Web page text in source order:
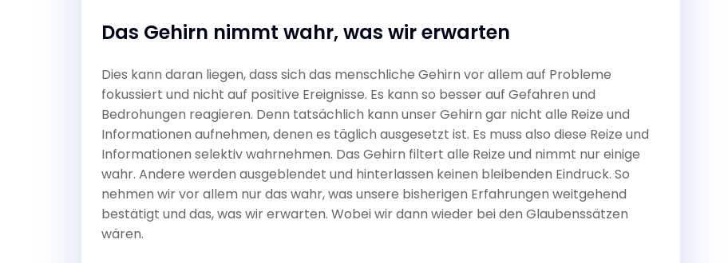
Das Gehirn nimmt wahr, was wir erwarten
Dies kann daran liegen, dass sich das menschliche Gehirn vor allem auf Probleme
fokussiert und nicht auf positive Ereignisse. Es kann so besser auf Gefahren und
Bedrohungen reagieren. Denn tatsächlich kann unser Gehirn gar nicht alle Reize und
Informationen aufnehmen, denen es täglich ausgesetzt ist. Es muss also diese Reize und
Informationen selektiv wahrnehmen. Das Gehirn filtert alle Reize und nimmt nur einige
wahr. Andere werden ausgeblendet und hinterlassen keinen bleibenden Eindruck. So
nehmen wir vor allem nur das wahr, was unsere bisherigen Erfahrungen weitgehend
bestätigt und das, was wir erwarten. Wobei wir dann wieder bei den Glaubenssätzen
wären.